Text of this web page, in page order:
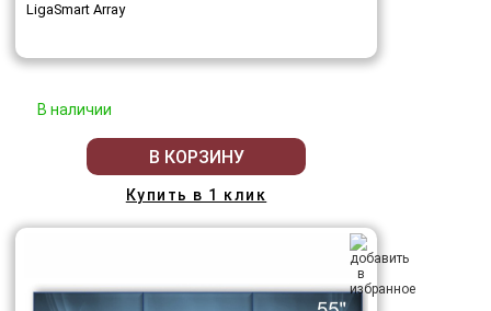
LigaSmart Array
В наличии
В КОРЗИНУ
Купить в 1 клик